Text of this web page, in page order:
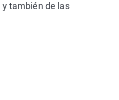
y también de las